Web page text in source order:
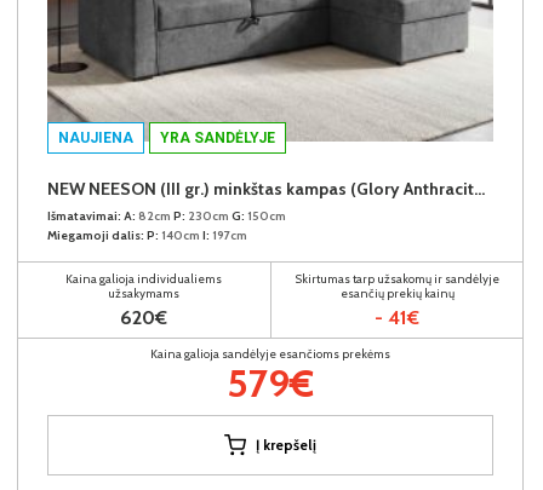
NAUJIENA YRA SANDĖLYJE
NEW NEESON (III gr.) minkštas kampas (Glory Anthracite-18)
Išmatavimai: A: 82cm P: 230cm G: 150cm
Miegamoji dalis: P: 140cm I: 197cm
Kaina galioja individualiems
užsakymams
620€
Skirtumas tarp užsakomų ir sandėlyje
esančių prekių kainų
- 41€
Kaina galioja sandėlyje esančioms prekėms
579€
Į krepšelį